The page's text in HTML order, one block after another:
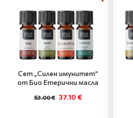
Сет „Силен имунитет“
от Био Етерични масла
37.10 €
53.00 €